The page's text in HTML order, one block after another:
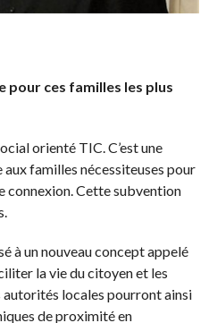
pour ces familles les plus
orienté TIC. C’est une
aux familles nécessiteuses pour
connexion. Cette subvention
à un nouveau concept appelé
la vie du citoyen et les
autorités locales pourront ainsi
de proximité en